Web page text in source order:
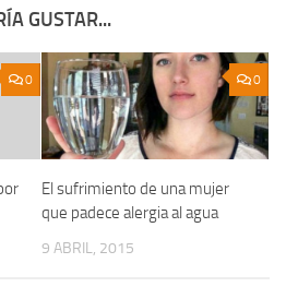
GUSTAR...
0 0
El sufrimiento de una mujer
que padece alergia al agua
9 ABRIL, 2015